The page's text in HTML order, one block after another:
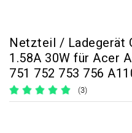
Netzteil / Ladegerät
1.58A 30W für Acer
751 752 753 756
(3)